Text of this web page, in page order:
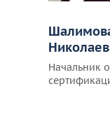
Начальник